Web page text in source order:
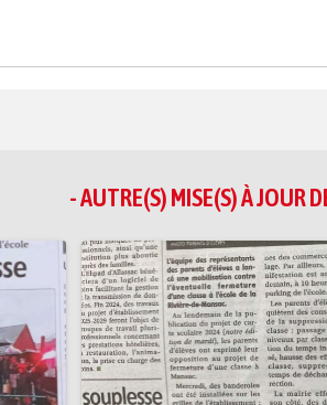
- AUTRE(S) MISE(S) À JOUR